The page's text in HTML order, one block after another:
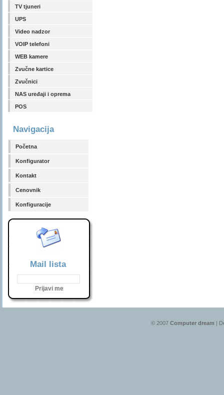
TV tjuneri
UPS
Video nadzor
VOIP telefoni
WEB kamere
Zvučne kartice
Zvučnici
NAS uređaji i oprema
POS
Navigacija
Početna
Konfigurator
Kontakt
Cenovnik
Konfiguracije
Mail lista
© 2007 Computer dream |